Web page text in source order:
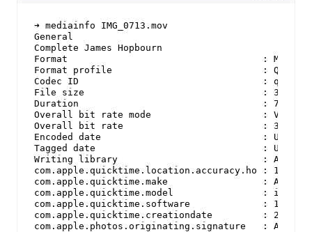
➜ mediainfo IMG_0713.mov
General
Complete James Hopbourn                            :
Format                                   : MPEG-4
Format profile                           :
Codec ID                                 : qt
File size                                : 34.1
Duration                                 : 7 s 288
Overall bit rate mode                    :
Overall bit rate                         : 39.2
Encoded date                             : UTC
Tagged date                              : UTC 2021-
Writing library                          : Apple
com.apple.quicktime.location.accuracy.ho :
com.apple.quicktime.make                 : Apple
com.apple.quicktime.model                : iPhone
com.apple.quicktime.software             : 14.2
com.apple.quicktime.creationdate         : 2020-11-
com.apple.photos.originating.signature   :